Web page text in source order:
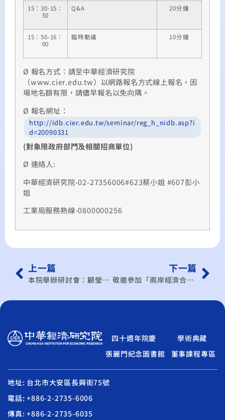
15：30-15：
50
Q&A 20分鐘
15：50-16：
00
臨時動議 10分鐘
Ø 報名方式：請至中華經濟研究院
（www.cier.edu.tw）以網路報名方式線上報名，因
場地名額有限，請儘早報名以免向隅。
Ø 報名網址：
http://idb.cier.edu.tw/seminar/reg_h_nidb.asp?i
d=20090331
(對象限政府部門及相關招商單位)
Ø 連絡人:
中華經濟研究院-02-27356006#623蔡小姐 #607彭小
姐
工業局服務熱線-0800000256
上一篇
本院舉辦研討會：顧瑩華- 東協加一對台灣的影響
下一篇
敬邀參加「兩岸經濟合作架構協議」溝通研討會
四十週年院慶
學術典藏
張麗門紀念圖書館
董事課程專區
地址: 台北市大安區長興街75號
電話: +886-2-2735-6006
傳真: +886-2-2735-6035